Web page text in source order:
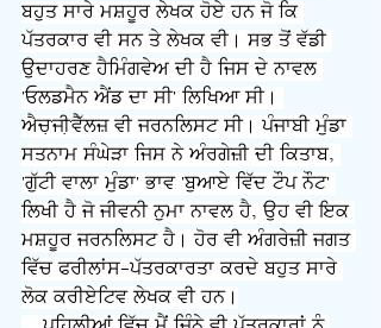
ਬਹੁਤ ਸਾਰੇ ਮਸ਼ਹੂਰ ਲੇਖਕ ਹੋਏ ਹਨ ਜੋ ਕਿ
ਪੱਤਰਕਾਰ ਵੀ ਸਨ ਤੇ ਲੇਖਕ ਵੀ। ਸਭ ਤੋਂ ਵੱਡੀ
ਉਦਾਹਰਣ ਹੈਮਿੰਗਵੇਅ ਦੀ ਹੈ ਜਿਸ ਦੇ ਨਾਵਲ
'ਓਲਡਮੈਨ ਐਂਡ ਦਾ ਸੀ' ਲਿਖਿਆ ਸੀ।
ਐਚæਜੀæਵੈੱਲਜ਼ ਵੀ ਜਰਨਲਿਸਟ ਸੀ। ਪੰਜਾਬੀ ਮੁੰਡਾ
ਸਤਨਾਮ ਸੰਘੇੜਾ ਜਿਸ ਨੇ ਅੰਰਗੇਜ਼ੀ ਦੀ ਕਿਤਾਬ,
'ਗੁੱਟੀ ਵਾਲਾ ਮੁੰਡਾ' ਭਾਵ 'ਬੁਆਏ ਵਿੱਦ ਟੌਪ ਨੌਟ'
ਲਿਖੀ ਹੈ ਜੋ ਜੀਵਨੀ ਨੁਮਾ ਨਾਵਲ ਹੈ, ਉਹ ਵੀ ਇਕ
ਮਸ਼ਹੂਰ ਜਰਨਲਿਸਟ ਹੈ। ਹੋਰ ਵੀ ਅੰਗਰੇਜ਼ੀ ਜਗਤ
ਵਿੱਚ ਫਰੀਲਾਂਸ-ਪੱਤਰਕਾਰਤਾ ਕਰਦੇ ਬਹੁਤ ਸਾਰੇ
ਲੋਕ ਕਰੀਏਟਿਵ ਲੇਖਕ ਵੀ ਹਨ।